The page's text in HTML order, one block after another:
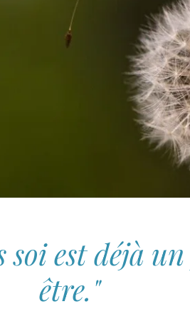
soi est déjà
être."